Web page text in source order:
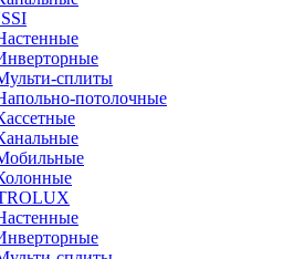
сплиты
потолочные